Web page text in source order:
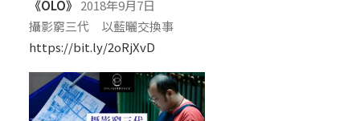
《OLO》 2018年9月7日
攝影窮三代 以藍曬交換事
https://bit.ly/2oRjXvD